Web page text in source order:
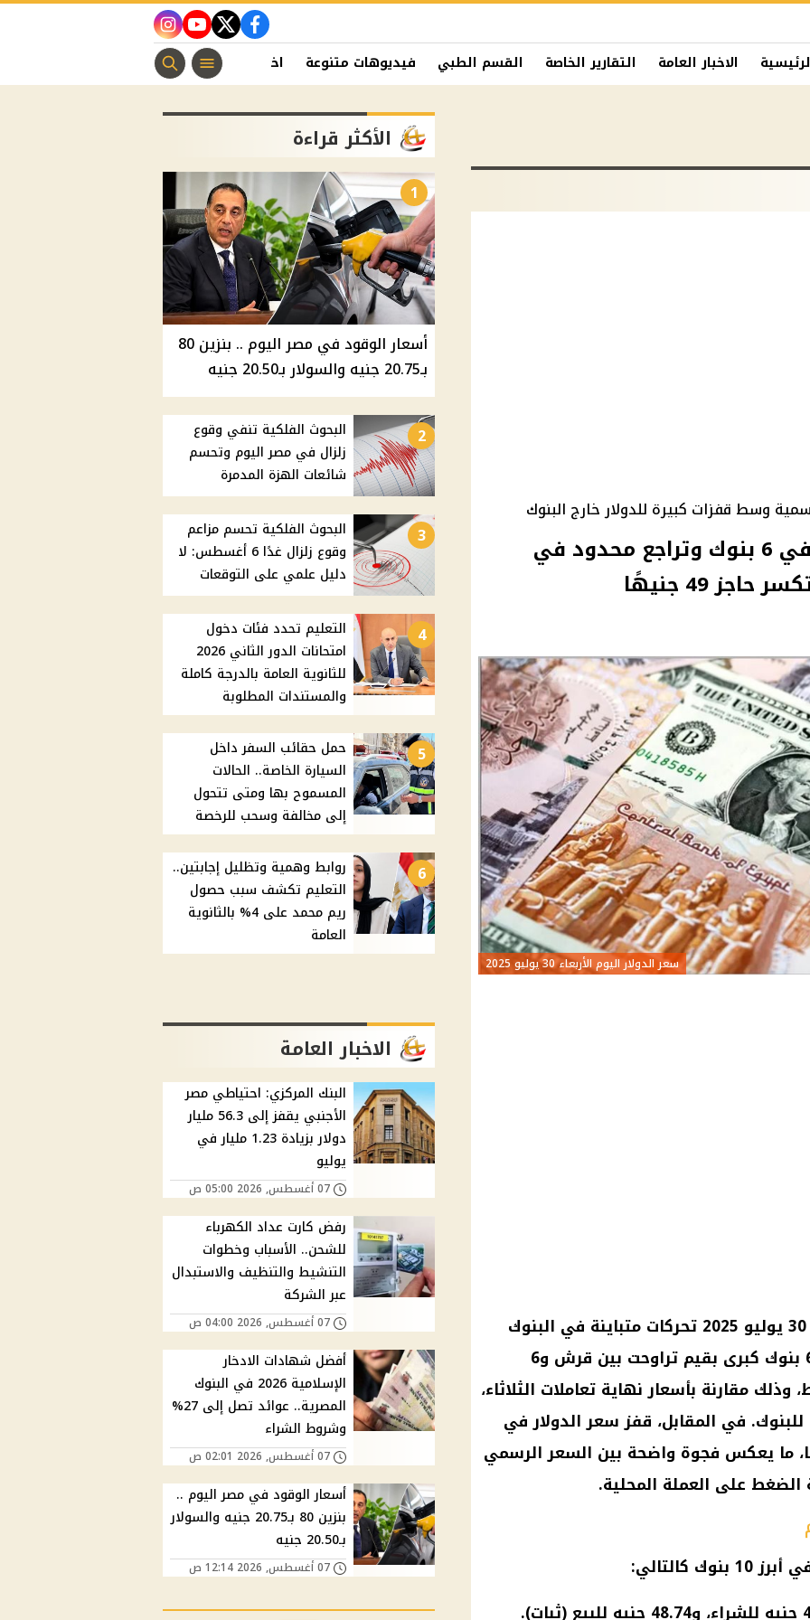
facebook
twitter
youtube
instagram
الاخبار العامة التقارير الخاصة القسم الطبي فيديوهات متنوعة اخبار الفن منوعات مسيحية
وسط قفزات كبيرة للدولار خارج البنوك
ارتفاع سعر الدولار اليوم في 6 بنوك وتراجع محدود في
49 جنيهًا
سعر الدولار اليوم الأربعاء 30 يوليو 2025
30 يوليو
البنوك
، حيث سجل ارتفاعًا في 6 بنوك كبرى بقيم تراوحت بين قرش و6
مقارنة بأسعار نهاية تعاملات الثلاثاء،
في المقابل، قفزسعر الدولارفي
جنيهًا، ما يعكس فجوة واضحة بين السعر الرسمي
على العملة المحلية.
10 بنوك كالتالي:
الأكثر قراءة
1
أسعار الوقود في مصر اليوم .. بنزين 80
بـ20.75 جنيه والسولار بـ20.50 جنيه
2
البحوث الفلكية تنفي وقوع
زلزال في مصر اليوم وتحسم
شائعات الهزة المدمرة
3
البحوث الفلكية تحسم مزاعم
وقوع زلزال غدًا 6 أغسطس: لا
دليل علمي على التوقعات
4
التعليم تحدد فئات دخول
امتحانات الدور الثاني 2026
للثانوية العامة بالدرجة كاملة
والمستندات المطلوبة
5
حمل حقائب السفر داخل
السيارة الخاصة.. الحالات
المسموح بها ومتى تتحول
إلى مخالفة وسحب للرخصة
6
روابط وهمية وتظليل إجابتين..
التعليم تكشف سبب حصول
ريم محمد على 4% بالثانوية
العامة
الاخبار العامة
البنك المركزي: احتياطي مصر
الأجنبي يقفز إلى 56.3 مليار
دولار بزيادة 1.23 مليار في
يوليو
07 أغسطس, 2026 05:00 ص
رفض كارت عداد الكهرباء
للشحن.. الأسباب وخطوات
التنشيط والتنظيف والاستبدال
عبر الشركة
07 أغسطس, 2026 04:00 ص
أفضل شهادات الادخار
الإسلامية 2026 في البنوك
المصرية.. عوائد تصل إلى 27%
وشروط الشراء
07 أغسطس, 2026 02:01 ص
أسعار الوقود في مصر اليوم ..
بنزين 80 بـ20.75 جنيه والسولار
بـ20.50 جنيه
07 أغسطس, 2026 12:14 ص